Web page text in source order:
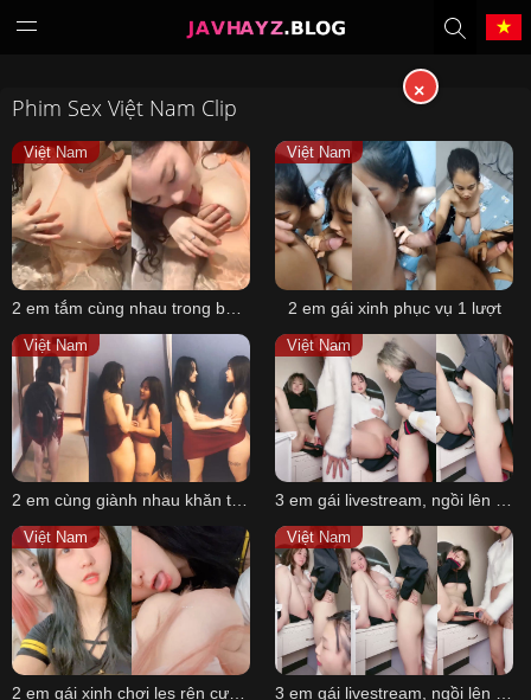
Tiếng Việt 中文（繁體）
中文（简体） English
日本語 한국어
Melayu ภาษาไทย
Deutsch Français
Indonesia Filipino
Português Türkçe
हिन्दी Español
Italiano Nederlands
×
Phim Sex Việt Nam Clip
Việt Nam Việt Nam
2 em gái xinh phục vụ 1 lượt
Việt Nam
2 em cùng giành nhau khăn tắm
Việt Nam
3 em gái livestream, ngồi lên bàn trang điểm, dùng toy P2
Việt Nam Việt Nam